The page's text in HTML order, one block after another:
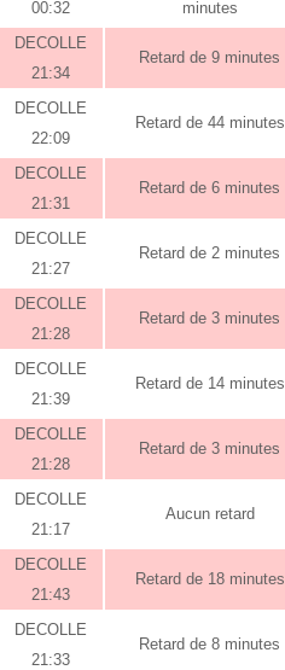
00:32
minutes
DECOLLE
21:34
Retard de 9 minutes
DECOLLE
22:09
Retard de 44 minutes
DECOLLE
21:31
Retard de 6 minutes
DECOLLE
21:27
Retard de 2 minutes
DECOLLE
21:28
Retard de 3 minutes
DECOLLE
21:39
Retard de 14 minutes
DECOLLE
21:28
Retard de 3 minutes
DECOLLE
21:17
Aucun retard
DECOLLE
21:43
Retard de 18 minutes
DECOLLE
21:33
Retard de 8 minutes